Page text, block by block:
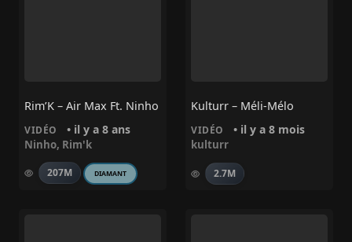
Rim’K – Air Max Ft. Ninho
VIDÉO • il y a 8 ans
Ninho, Rim'k
207M DIAMANT
Kulturr – Méli-Mélo
VIDÉO • il y a 8 mois
kulturr
2.7M